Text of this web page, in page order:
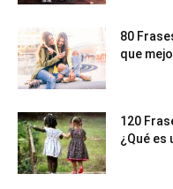
80
que
120
¿Qué es